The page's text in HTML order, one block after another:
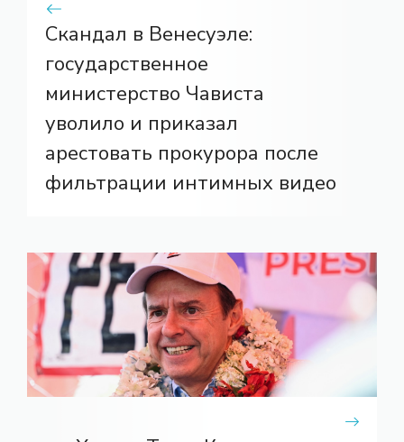
Скандал в Венесуэле:
государственное
министерство Чависта
уволило и приказал
арестовать прокурора после
фильтрации интимных видео